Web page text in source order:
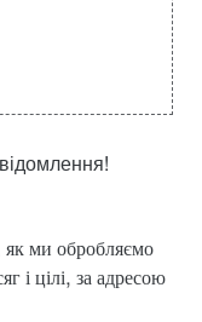
ми обробляємо
і цілі, за адресою